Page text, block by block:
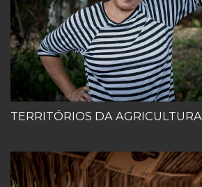
TERRITÓRIOS DA AGRICULTURA